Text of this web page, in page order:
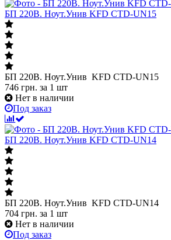
БП 220В. Ноут.Унив KFD CTD-UN15
БП 220В. Ноут.Унив KFD CTD-UN15
746 грн. за 1 шт
Нет в наличии
Под заказ
БП 220В. Ноут.Унив KFD CTD-UN14
БП 220В. Ноут.Унив KFD CTD-UN14
704 грн. за 1 шт
Нет в наличии
Под заказ